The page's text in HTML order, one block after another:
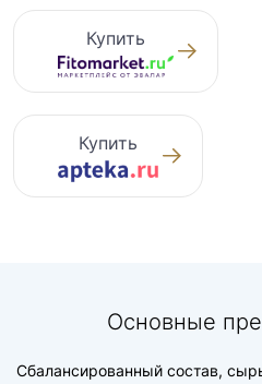
Купить
Купить
Основные
Сбалансированный состав,